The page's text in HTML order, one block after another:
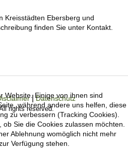
Kreisstädten Ebersberg und
finden Sie unter Kontakt.
|Datenschutz
rights reserved.
Website. Einige von ihnen sind
während andere uns helfen, diese
zu verbessern (Tracking Cookies).
Sie die Cookies zulassen möchten.
Ablehnung womöglich nicht mehr
Verfügung stehen.